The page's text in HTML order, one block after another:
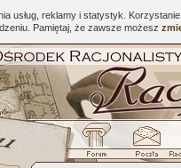
usług, reklamy i statystyk.
Pamiętaj, że zawsze możesz